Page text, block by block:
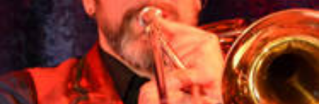
Posaune Weißbierbeauftragter,
Glücklich geschieden und jetzt wieder
verheiratet mit einer der Hübschesten